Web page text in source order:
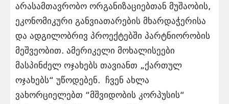
არასამთავრობო ორგანიზაციებთან მუშაობის,
ეკონომიკური განვიათარების მხარდაჭერისა
და ადგილობრივ პროექტებში პარტნიორობის
მეშვეობით. ამერიკელი მოხალისეები
მასპინძელ ოჯახებს თავიანთ „ქართულ
ოჯახებს“ უწოდებენ. ჩვენ ახლა
ვახორციელებთ “მშვიდობის კორპუსის“